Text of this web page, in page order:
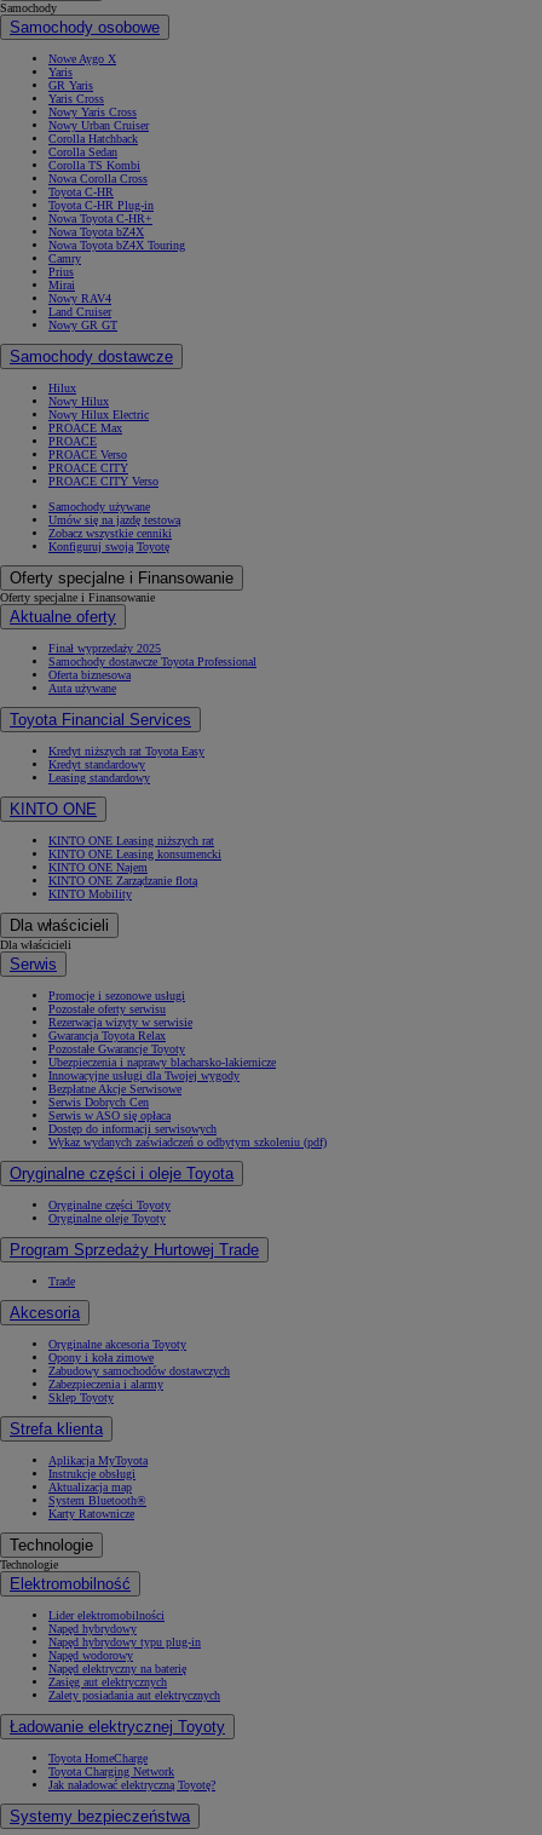
Samochody
Samochody osobowe
Nowe Aygo X
Yaris
GR Yaris
Yaris Cross
Nowy Yaris Cross
Nowy Urban Cruiser
Corolla Hatchback
Corolla Sedan
Corolla TS Kombi
Nowa Corolla Cross
Toyota C-HR
Toyota C-HR Plug-in
Nowa Toyota C-HR+
Nowa Toyota bZ4X
Nowa Toyota bZ4X Touring
Camry
Prius
Mirai
Nowy RAV4
Land Cruiser
Nowy GR GT
Samochody dostawcze
Hilux
Nowy Hilux
Nowy Hilux Electric
PROACE Max
PROACE
PROACE Verso
PROACE CITY
PROACE CITY Verso
Samochody używane
Umów się na jazdę testową
Zobacz wszystkie cenniki
Konfiguruj swoją Toyotę
Oferty specjalne i Finansowanie
Oferty specjalne i Finansowanie
Aktualne oferty
Finał wyprzedaży 2025
Samochody dostawcze Toyota Professional
Oferta biznesowa
Auta używane
Toyota Financial Services
Kredyt niższych rat Toyota Easy
Kredyt standardowy
Leasing standardowy
KINTO ONE
KINTO ONE Leasing niższych rat
KINTO ONE Leasing konsumencki
KINTO ONE Najem
KINTO ONE Zarządzanie flotą
KINTO Mobility
Dla właścicieli
Dla właścicieli
Serwis
Promocje i sezonowe usługi
Pozostałe oferty serwisu
Rezerwacja wizyty w serwisie
Gwarancja Toyota Relax
Pozostałe Gwarancje Toyoty
Ubezpieczenia i naprawy blacharsko-lakiernicze
Innowacyjne usługi dla Twojej wygody
Bezpłatne Akcje Serwisowe
Serwis Dobrych Cen
Serwis w ASO się opłaca
Dostęp do informacji serwisowych
Wykaz wydanych zaświadczeń o odbytym szkoleniu (pdf)
Oryginalne części i oleje Toyota
Oryginalne części Toyoty
Oryginalne oleje Toyoty
Program Sprzedaży Hurtowej Trade
Trade
Akcesoria
Oryginalne akcesoria Toyoty
Opony i koła zimowe
Zabudowy samochodów dostawczych
Zabezpieczenia i alarmy
Sklep Toyoty
Strefa klienta
Aplikacja MyToyota
Instrukcje obsługi
Aktualizacja map
System Bluetooth®
Karty Ratownicze
Technologie
Technologie
Elektromobilność
Lider elektromobilności
Napęd hybrydowy
Napęd hybrydowy typu plug-in
Napęd wodorowy
Napęd elektryczny na baterię
Zasięg aut elektrycznych
Zalety posiadania aut elektrycznych
Ładowanie elektrycznej Toyoty
Toyota HomeCharge
Toyota Charging Network
Jak naładować elektryczną Toyotę?
Systemy bezpieczeństwa